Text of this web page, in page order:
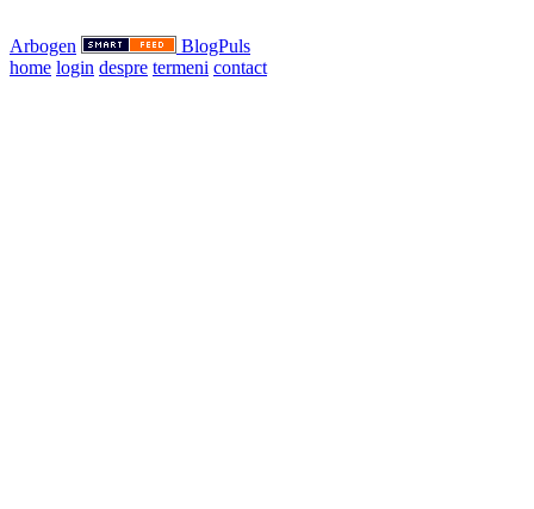
Arbogen
BlogPuls
home login despre termeni contact